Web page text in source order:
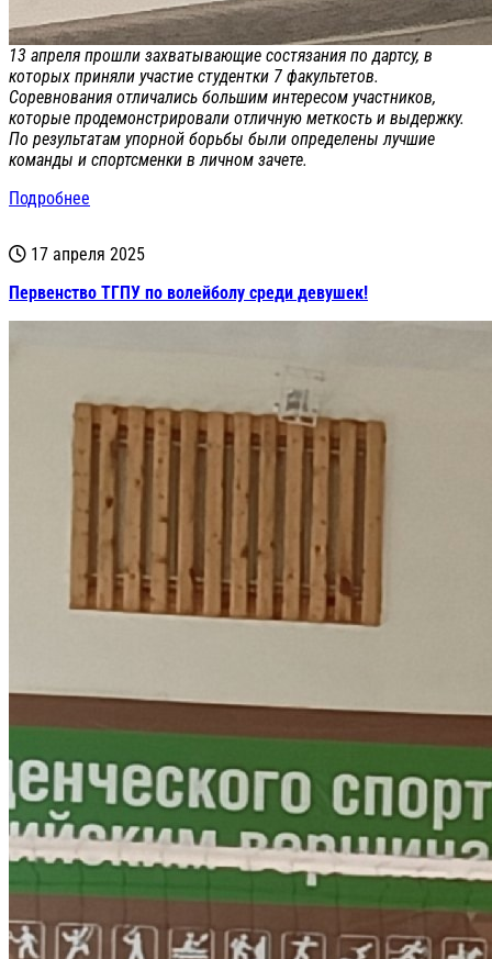
13 апреля прошли захватывающие состязания по дартсу, в
которых приняли участие студентки 7 факультетов.
Соревнования отличались большим интересом участников,
которые продемонстрировали отличную меткость и выдержку.
По результатам упорной борьбы были определены лучшие
команды и спортсменки в личном зачете.
Подробнее
17 апреля 2025
Первенство ТГПУ по волейболу среди девушек!